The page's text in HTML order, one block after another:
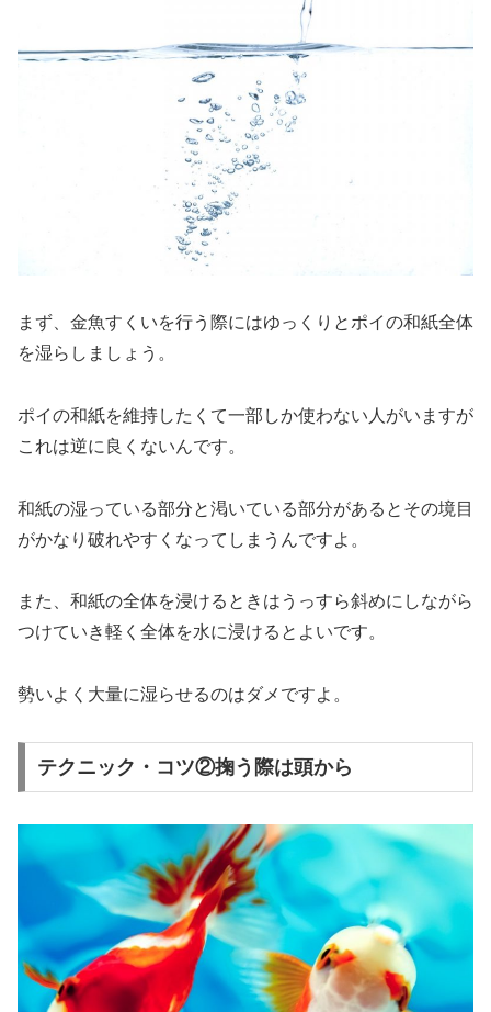
まず、金魚すくいを行う際にはゆっくりとポイの和紙全体
を湿らしましょう 。
ポイの和紙を維持したくて一部しか使わない人がいますが
これは逆に良くないんです。
和紙の湿っている部分と渇いている部分があるとその境目
がかなり破れやすくなってしまう んですよ。
また、和紙の全体を浸けるときはうっすら斜めにしながら
つけていき軽く全体を水に浸けるとよいです。
勢いよく大量に湿らせるのはダメですよ。
テクニック・コツ②掬う際は頭から